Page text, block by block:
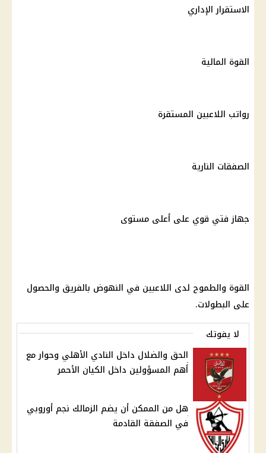
الاستقرار الإداري
القوة المالية
رواتب اللاعبين المستقرة
الصفقات النارية
جهاز فتي قوي على أعلى مستوى
القوة والطموح لدى اللاعبين في النهوض بالفريق والحصول
على البطولات.
لا يفوتك
الحق والضلال داخل النادي الأهلي وحوار مع
أهم المسؤولين داخل الكيان الأحمر
هل من الممكن أن يضم الزمالك نجم أوروبي
في الصفقة القادمة